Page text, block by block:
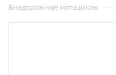
Внедорожные мотоциклы —